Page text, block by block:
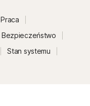
Praca
Bezpieczeństwo
Stan systemu